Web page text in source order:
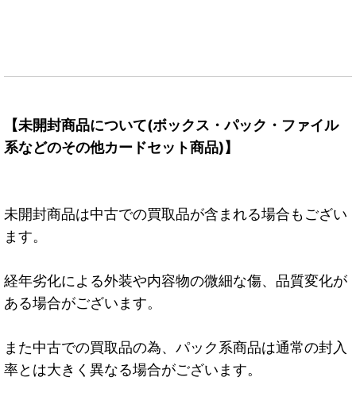
【未開封商品について(ボックス・パック・ファイル
系などのその他カードセット商品)】
未開封商品は中古での買取品が含まれる場合もござい
ます。
経年劣化による外装や内容物の微細な傷、品質変化が
ある場合がございます。
また中古での買取品の為、パック系商品は通常の封入
率とは大きく異なる場合がございます。